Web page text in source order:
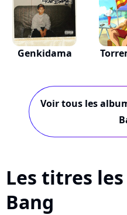
Genkidama
Voir tous les
Les titres
Bang